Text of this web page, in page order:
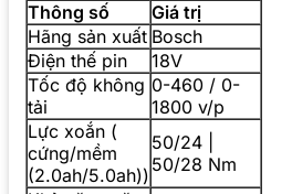
Thông số
Giá trị
Hãng sản xuất Bosch
Điện thế pin
18V
Tốc độ không
tải
0-460 / 0-
1800 v/p
Lực xoắn (
cứng/mềm
(2.0ah/5.0ah))
50/24 |
50/28 Nm